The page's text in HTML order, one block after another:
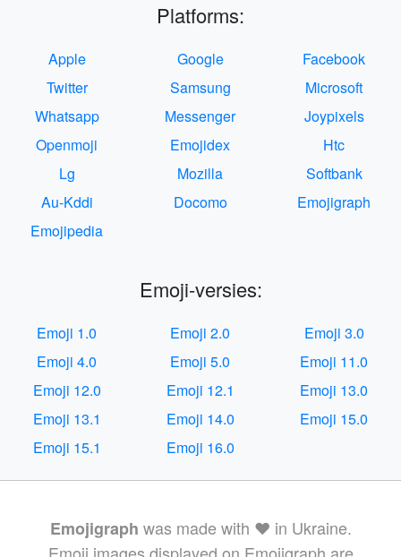
Platforms:
Apple Google
Facebook
Twitter
Samsung
Microsoft
Whatsapp
Messenger
Joypixels
Openmoji
Emojidex
Htc
Lg
Mozilla
Softbank
Au-Kddi
Docomo
Emojigraph
Emojipedia
Emoji-versies:
Emoji 1.0 Emoji 2.0
Emoji 3.0
Emoji 4.0
Emoji 5.0
Emoji 11.0
Emoji 12.0
Emoji 12.1
Emoji 13.0
Emoji 13.1
Emoji 14.0
Emoji 15.0
Emoji 15.1
Emoji 16.0
Emojigraph was made with ❤️ in Ukraine.